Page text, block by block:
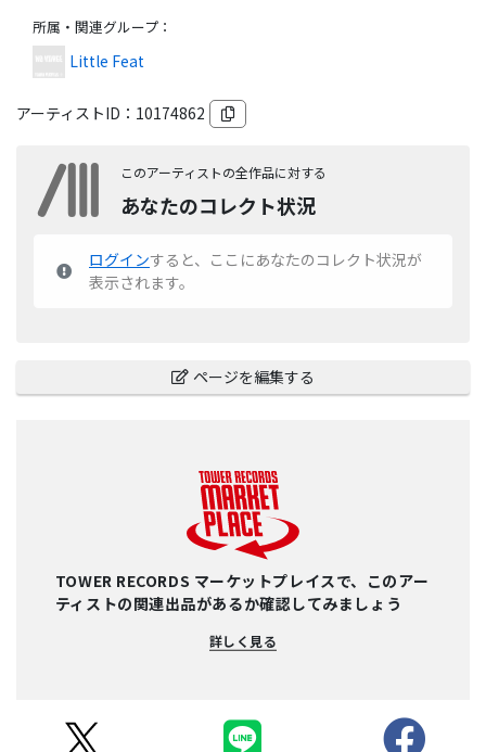
所属・関連グループ ：
Little Feat
アーティストID： 10174862
このアーティストの全作品に対する
あなたのコレクト状況
ログインすると、ここにあなたのコレクト状況が
表示されます。
ページを編集する
TOWER RECORDS マーケットプレイスで、このアー
ティストの関連出品があるか確認してみましょう
詳しく見る